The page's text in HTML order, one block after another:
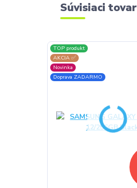
Súvisiaci tovar
TOP produkt
AKCIA ✅
Novinka
Doprava ZADARMO